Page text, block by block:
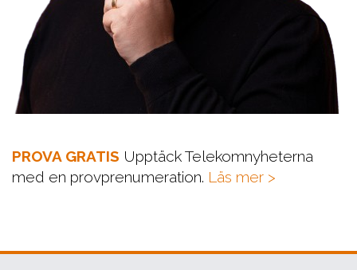
PROVA GRATIS Upptäck Telekomnyheterna
med en provprenumeration. Läs mer >